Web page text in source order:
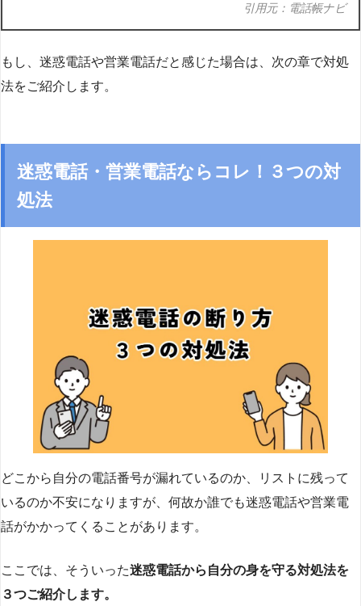
引用元：電話帳ナビ
もし、迷惑電話や営業電話だと感じた場合は、次の章で対処
法をご紹介します。
迷惑電話・営業電話ならコレ！３つの対
処法
どこから自分の電話番号が漏れているのか、リストに残って
いるのか不安になりますが、何故か誰でも迷惑電話や営業電
話がかかってくることがあります。
ここでは、そういった迷惑電話から自分の身を守る対処法を
３つご紹介します。